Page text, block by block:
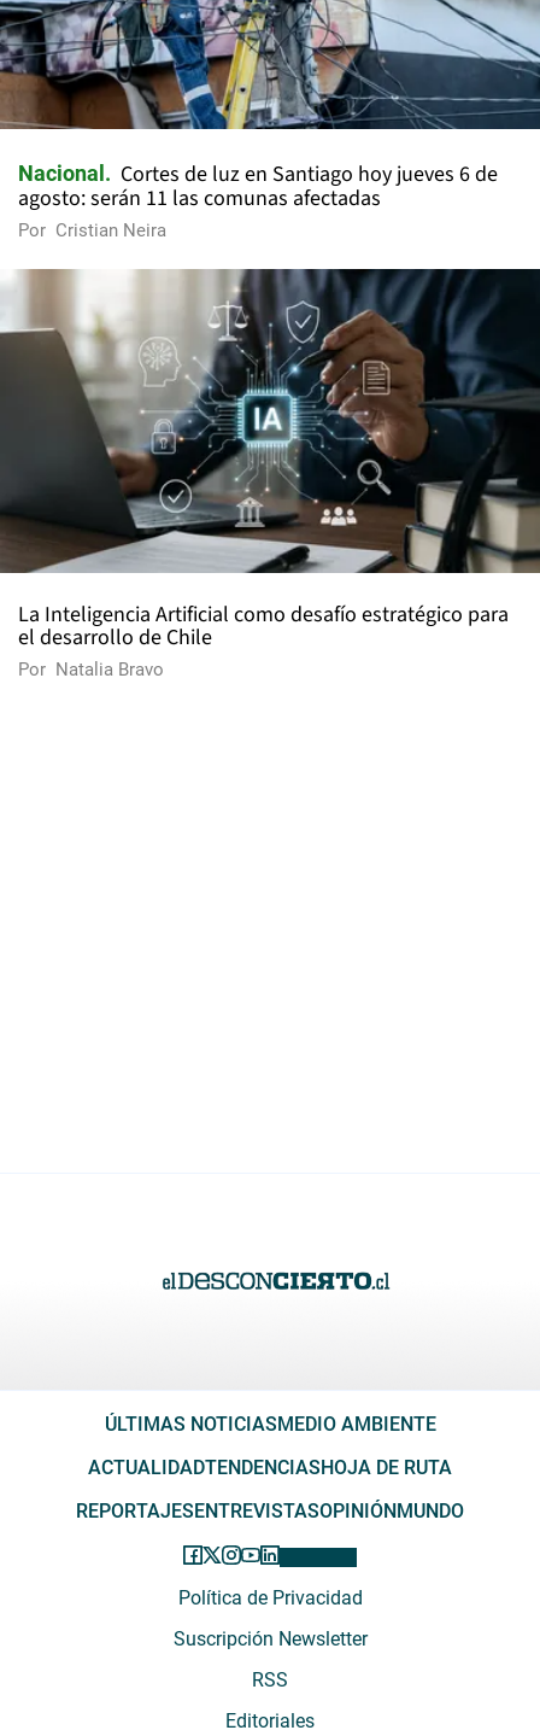
Nacional
Cortes de luz en Santiago hoy jueves 6 de
agosto: serán 11 las comunas afectadas
Por Cristian Neira
La Inteligencia Artificial como desafío estratégico para
el desarrollo de Chile
Por Natalia Bravo
ÚLTIMAS NOTICIAS MEDIO AMBIENTE
ACTUALIDADTENDENCIAS HOJA DE RUTA
REPORTAJES ENTREVISTASOPINIÓN MUNDO
Política de Privacidad
Suscripción Newsletter
RSS
Editoriales